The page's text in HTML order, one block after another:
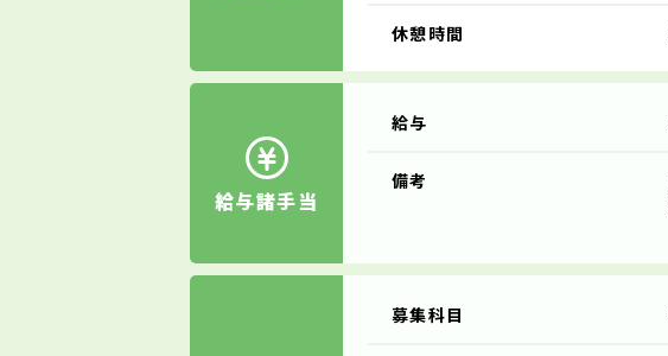
休憩時間
給与諸手当
給与
備考
募集科目